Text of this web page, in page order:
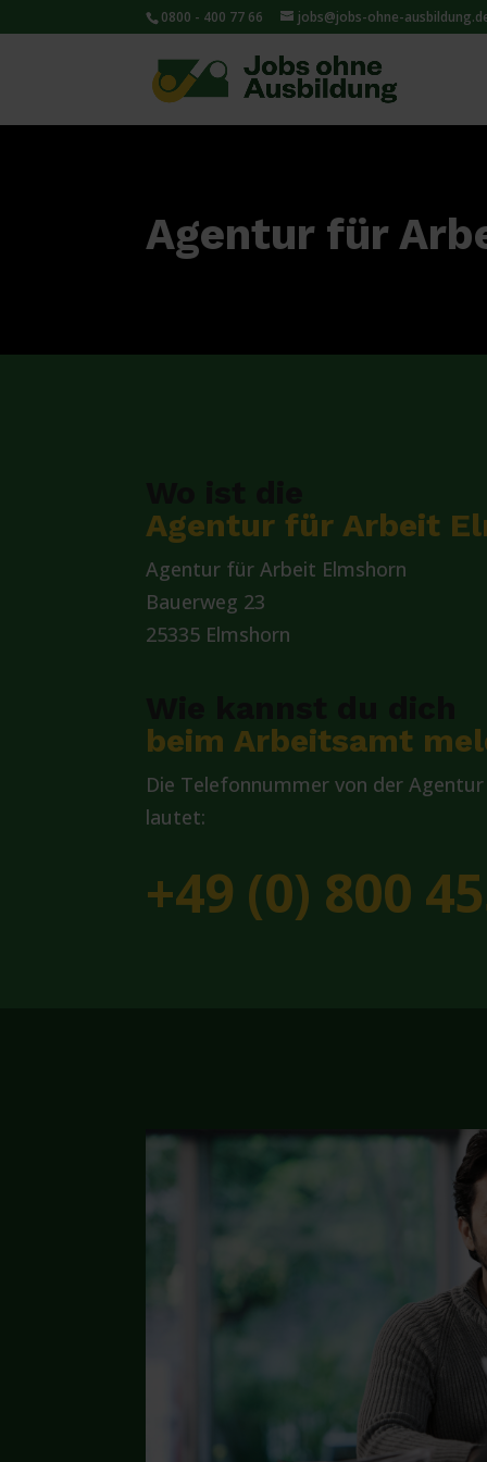
0800 - 400 77 66 jobs@jobs-ohne-
Agentur für
Agentur für Arbeit
Agentur für Arbeit Elmshorn
Bauerweg 23
25335 Elmshorn
beim Arbeitsamt
Die Telefonnummer von der
lautet:
+49 (0) 800